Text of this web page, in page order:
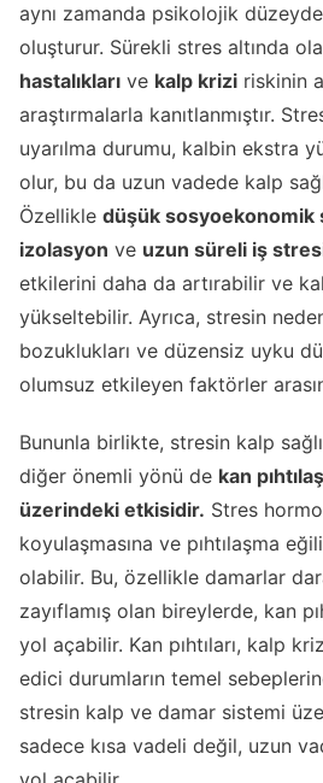
aynı zamanda psikolojik
oluşturur. Sürekli stres altında
hastalıkları ve kalp krizi riskinin
araştırmalarla kanıtlanmıştır.
uyarılma durumu, kalbin ekstra
olur, bu da uzun vadede kalp
Özellikle düşük sosyoekonomik
izolasyon ve uzun süreli iş
etkilerini daha da artırabilir ve
yükseltebilir. Ayrıca, stresin
bozuklukları ve düzensiz uyku
olumsuz etkileyen faktörler
Bununla birlikte, stresin kalp
diğer önemli yönü de kan
üzerindeki etkisidir. Stres
koyulaşmasına ve pıhtılaşma
olabilir. Bu, özellikle damarlar
zayıflamış olan bireylerde, kan
yol açabilir. Kan pıhtıları, kalp
edici durumların temel
stresin kalp ve damar sistemi
sadece kısa vadeli değil, uzun